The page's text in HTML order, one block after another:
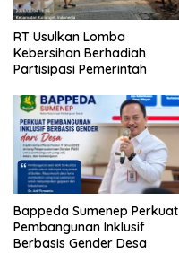
RT Usulkan Lomba
Kebersihan Berhadiah
Partisipasi Pemerintah
Bappeda Sumenep Perkuat
Pembangunan Inklusif
Berbasis Gender Desa